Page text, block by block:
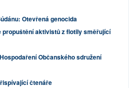
Otevřená genocida
propuštění aktivistů z flotily směřující
Občanského sdružení
čtenáře